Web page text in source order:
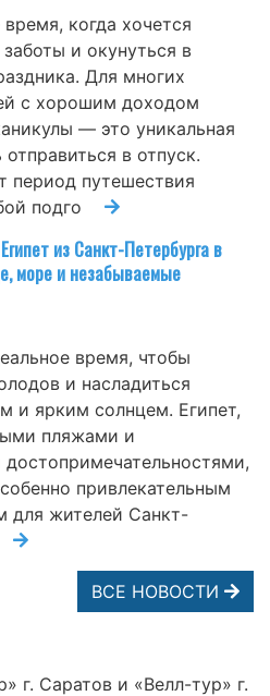
когда хочется
и окунуться в
Для многих
с хорошим доходом
— это уникальная
в отпуск.
период путешествия
подго
из Санкт-Петербурга в
море и незабываемые
время, чтобы
и насладиться
и ярким солнцем. Египет,
пляжами и
привлекательным
для жителей Санкт-
ВСЕ НОВОСТИ
г. Саратов и «Велл-тур» г.